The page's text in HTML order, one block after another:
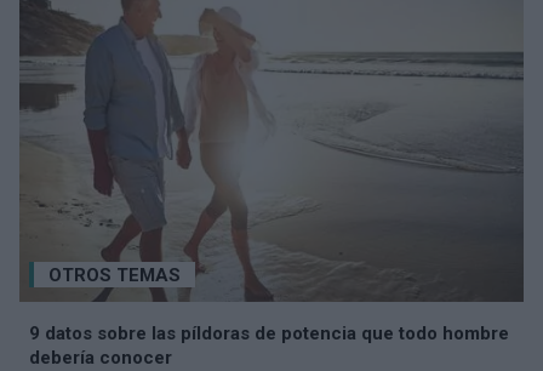
OTROS TEMAS
9 datos sobre las píldoras de potencia que todo hombre
debería conocer